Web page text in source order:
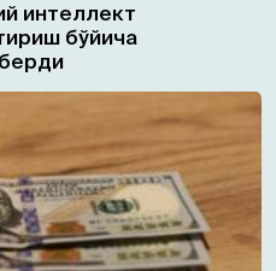
интеллект
бўйича